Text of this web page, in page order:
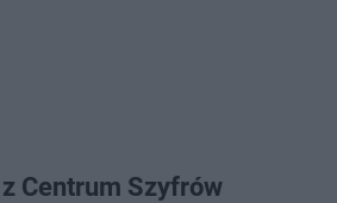
Centrum Szyfrów